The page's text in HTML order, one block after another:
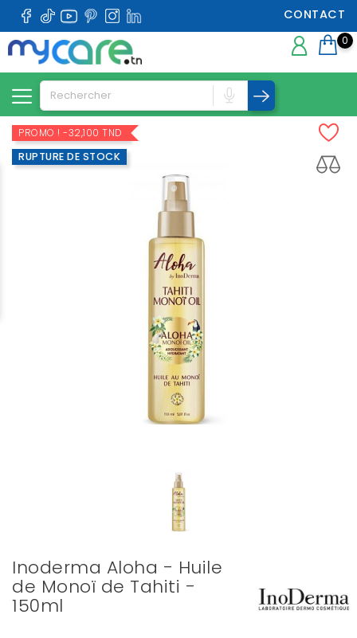
CONTACT
0
PROMO ! -32,100 TND
RUPTURE DE STOCK
Inoderma Aloha - Huile
de Monoï de Tahiti -
150ml